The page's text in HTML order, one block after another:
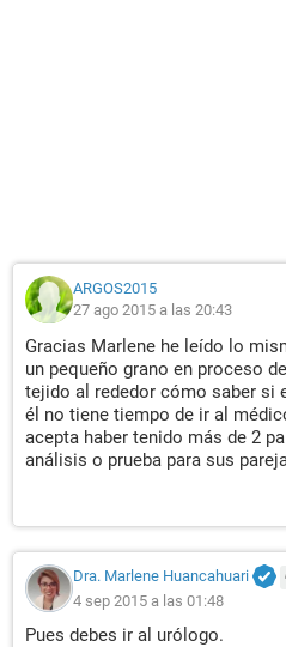
ARGOS2015
27 ago 2015 a las 20:43
Gracias Marlene he leído lo
un pequeño grano en proceso
tejido al rededor cómo saber si
él no tiene tiempo de ir al
acepta haber tenido más de 2
análisis o prueba para sus
Dra. Marlene Huancahuari
4 sep 2015 a las 01:48
Pues debes ir al urólogo.